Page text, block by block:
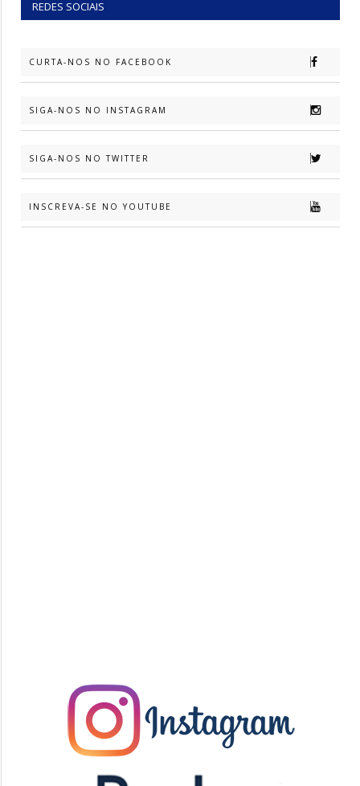
REDES SOCIAIS
CURTA-NOS NO FACEBOOK
SIGA-NOS NO INSTAGRAM
SIGA-NOS NO TWITTER
INSCREVA-SE NO YOUTUBE